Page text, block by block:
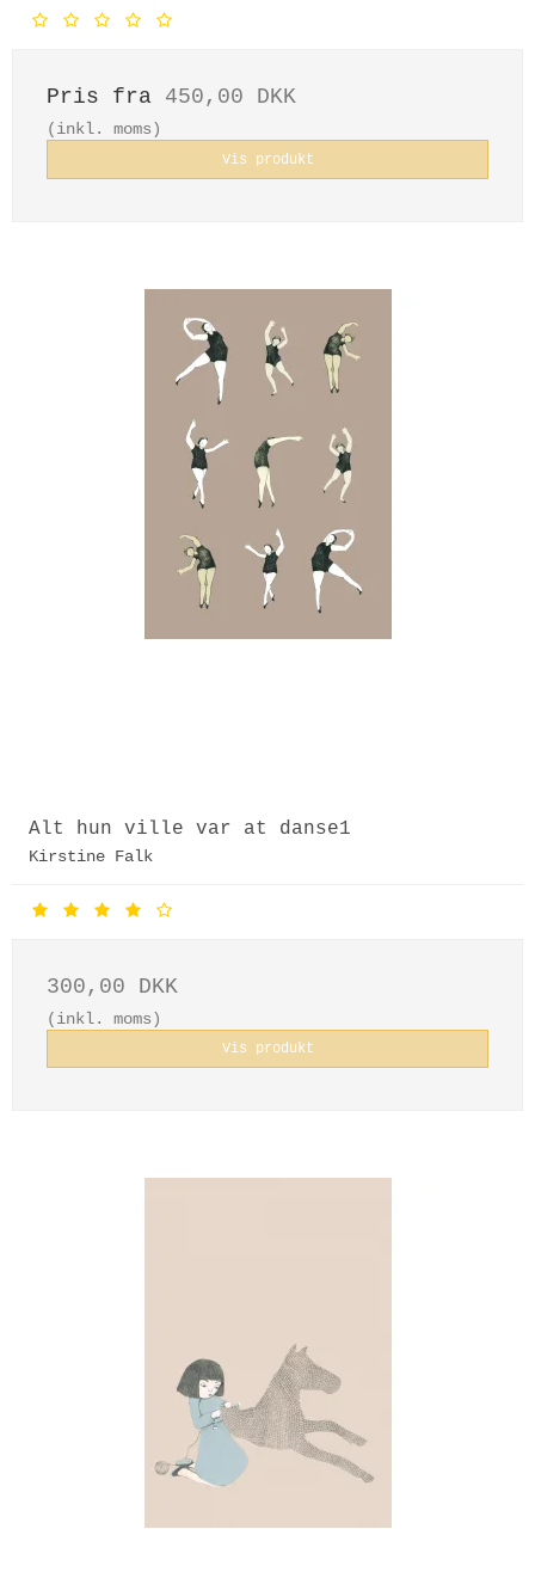
Pris fra 450,00 DKK
(inkl. moms)
Vis produkt
Alt hun ville var at danse1
Kirstine Falk
300,00 DKK
(inkl. moms)
Vis produkt